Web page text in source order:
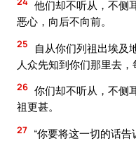
他们却不听从，不侧
恶心，向后不向前。
25
自从你们列祖出埃及
人众先知到你们那里去，
26 你们却不听从，不侧
祖更甚。
27 “你要将这一切的话